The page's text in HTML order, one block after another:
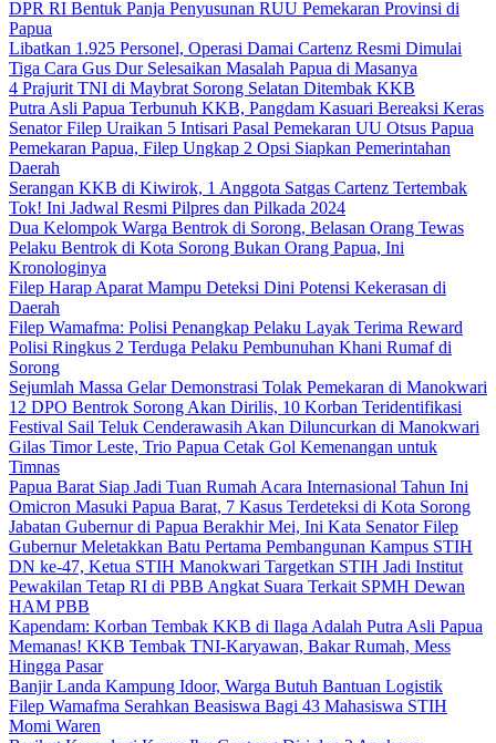
DPR RI Bentuk Panja Penyusunan RUU Pemekaran Provinsi di
Papua
Libatkan 1.925 Personel, Operasi Damai Cartenz Resmi Dimulai
Tiga Cara Gus Dur Selesaikan Masalah Papua di Masanya
4 Prajurit TNI di Maybrat Sorong Selatan Ditembak KKB
Putra Asli Papua Terbunuh KKB, Pangdam Kasuari Bereaksi Keras
Senator Filep Uraikan 5 Intisari Pasal Pemekaran UU Otsus Papua
Pemekaran Papua, Filep Ungkap 2 Opsi Siapkan Pemerintahan
Daerah
Serangan KKB di Kiwirok, 1 Anggota Satgas Cartenz Tertembak
Tok! Ini Jadwal Resmi Pilpres dan Pilkada 2024
Dua Kelompok Warga Bentrok di Sorong, Belasan Orang Tewas
Pelaku Bentrok di Kota Sorong Bukan Orang Papua, Ini
Kronologinya
Filep Harap Aparat Mampu Deteksi Dini Potensi Kekerasan di
Daerah
Filep Wamafma: Polisi Penangkap Pelaku Layak Terima Reward
Polisi Ringkus 2 Terduga Pelaku Pembunuhan Khani Rumaf di
Sorong
Sejumlah Massa Gelar Demonstrasi Tolak Pemekaran di Manokwari
12 DPO Bentrok Sorong Akan Dirilis, 10 Korban Teridentifikasi
Festival Sail Teluk Cenderawasih Akan Diluncurkan di Manokwari
Gilas Timor Leste, Trio Papua Cetak Gol Kemenangan untuk
Timnas
Papua Barat Siap Jadi Tuan Rumah Acara Internasional Tahun Ini
Omicron Masuki Papua Barat, 7 Kasus Terdeteksi di Kota Sorong
Jabatan Gubernur di Papua Berakhir Mei, Ini Kata Senator Filep
Gubernur Meletakkan Batu Pertama Pembangunan Kampus STIH
DN ke-47, Ketua STIH Manokwari Targetkan STIH Jadi Institut
Pewakilan Tetap RI di PBB Angkat Suara Terkait SPMH Dewan
HAM PBB
Kapendam: Korban Tembak KKB di Ilaga Adalah Putra Asli Papua
Memanas! KKB Tembak TNI-Karyawan, Bakar Rumah, Mess
Hingga Pasar
Banjir Landa Kampung Idoor, Warga Butuh Bantuan Logistik
Filep Wamafma Serahkan Beasiswa Bagi 43 Mahasiswa STIH
Momi Waren